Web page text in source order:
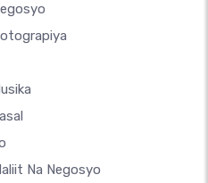
Na Negosyo